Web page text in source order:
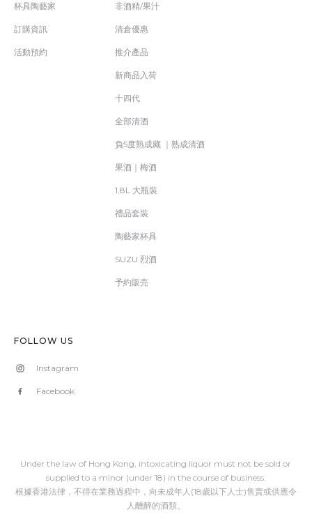
杯具陶藝家
訂購資訊
活動預約
非酒精/果汁
清倉優惠
推介產品
新商品入荷
十四代
全部清酒
負5度熟成藏 ｜熟成清酒
果酒｜梅酒
1.8L 大瓶裝
禮品套裝
陶藝家杯具
SUZU 烈酒
予約販売
FOLLOW US
Instagram
Facebook
Under the law of Hong Kong, intoxicating liquor must not be sold or
supplied to a minor (under 18) in the course of business.
根據香港法律，不得在業務過程中，向未成年人(18歲以下人士)售賣或供應令
人醺醉的酒類。